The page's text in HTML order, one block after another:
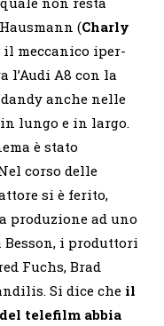
(Charly
il meccanico iper-
l’Audi A8 con la
anche nelle
lungo e in largo.
è stato
corso delle
si è ferito,
produzione ad uno
Besson, i produttori
Fuchs, Brad
Si dice che il
telefilm abbia